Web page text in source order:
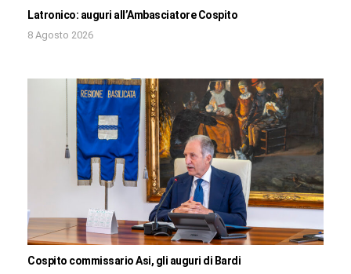
Latronico: auguri all’Ambasciatore Cospito
8 Agosto 2026
Cospito commissario Asi, gli auguri di Bardi